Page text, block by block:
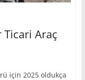
Ticari Araç
için 2025 oldukça